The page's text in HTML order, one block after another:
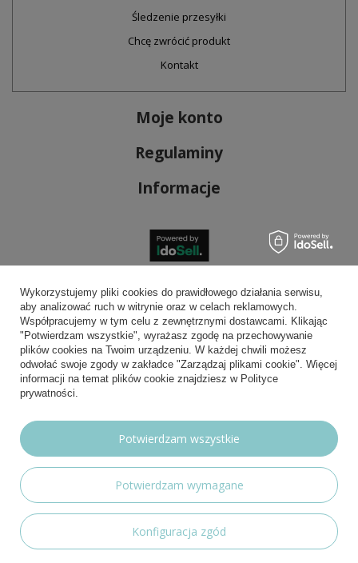
Śledzenie przesyłki
Chcę zwrócić produkt
Kontakt
Moje konto
Regulaminy
Informacje
Bezpieczne płatności
Wygodna dostawa
Możesz nam zaufać
Wykorzystujemy pliki cookies do prawidłowego działania serwisu,
aby analizować ruch w witrynie oraz w celach reklamowych.
Współpracujemy w tym celu z zewnętrznymi dostawcami. Klikając
"Potwierdzam wszystkie", wyrażasz zgodę na przechowywanie
plików cookies na Twoim urządzeniu. W każdej chwili możesz
odwołać swoje zgody w zakładce "Zarządzaj plikami cookie". Więcej
informacji na temat plików cookie znajdziesz w Polityce
prywatności.
Potwierdzam wymagane
Konfiguracja zgód
Potwierdzam wszystkie